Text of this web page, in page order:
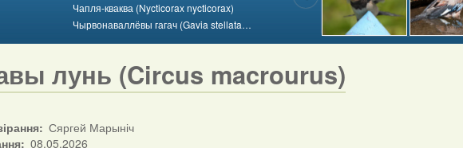
Чапля-кваква (Nycticorax nycticorax)
Чырвонаваллёвы гагач (Gavia stellata…
лунь (Circus macrourus)
Сяргей Марыніч
08.05.2026